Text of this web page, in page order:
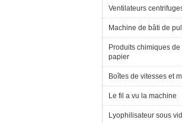
Ventilateurs
Machine de bâti de
Produits chimiques
papier
Boîtes de vitesses et
Le fil a vu la machine
Lyophilisateur sous